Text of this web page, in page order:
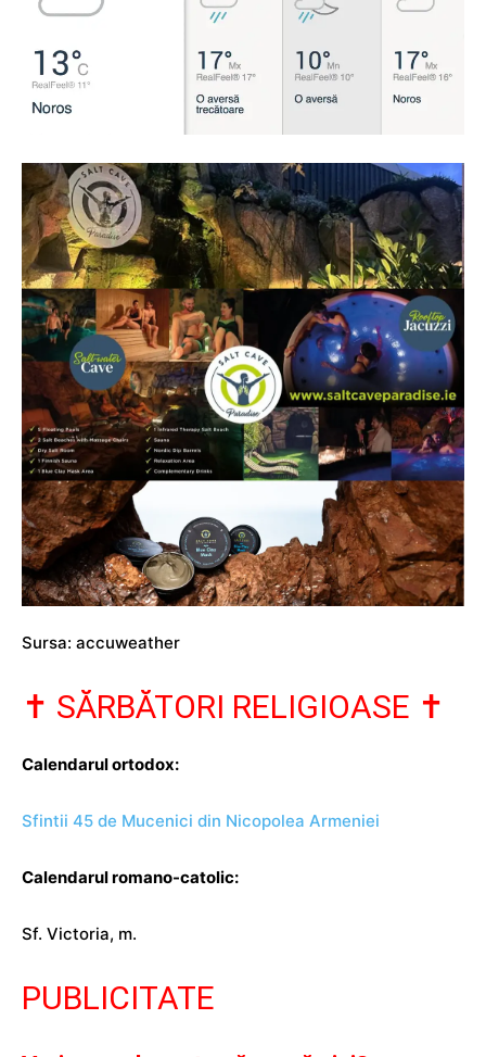
Sursa: accuweather
✝️ SĂRBĂTORI RELIGIOASE ✝️
Calendarul ortodox:
Sfintii 45 de Mucenici din Nicopolea Armeniei
Calendarul romano-catolic:
Sf. Victoria, m.
PUBLICITATE